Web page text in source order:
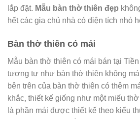
lắp đặt. Mẫu bàn thờ thiên đẹp
hết các gia chủ nhà có diện tích nhỏ
Bàn thờ thiên có mái
Mẫu bàn thờ thiên có mái bán tại
tương tự như bàn thờ thiên không
bên trên của bàn thờ thiên có thêm
khắc, thiết kế giống như một miếu
là phần mái được thiết kế theo kiểu